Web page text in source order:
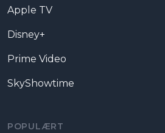
Apple TV
Disney+
Prime Video
SkyShowtime
POPULÆRT